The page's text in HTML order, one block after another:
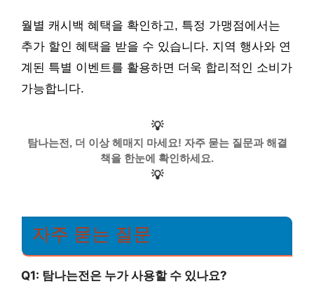
월별 캐시백 혜택을 확인하고, 특정 가맹점에서는
추가 할인 혜택을 받을 수 있습니다. 지역 행사와 연
계된 특별 이벤트를 활용하면 더욱 합리적인 소비가
가능합니다.
💡
탐나는전, 더 이상 헤매지 마세요! 자주 묻는 질문과 해결
책을 한눈에 확인하세요.
💡
자주 묻는 질문
Q1: 탐나는전은 누가 사용할 수 있나요?